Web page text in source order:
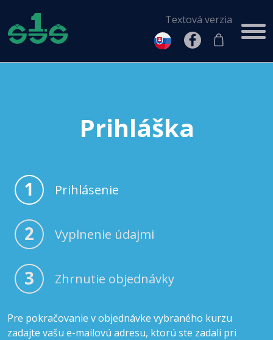
Textová verzia
Prihláška
1 Prihlásenie
2 Vyplnenie údajmi
3 Zhrnutie objednávky
Pre pokračovanie v objednávke vybraného kurzu
zadajte vašu e-mailovú adresu, ktorú ste zadali pri